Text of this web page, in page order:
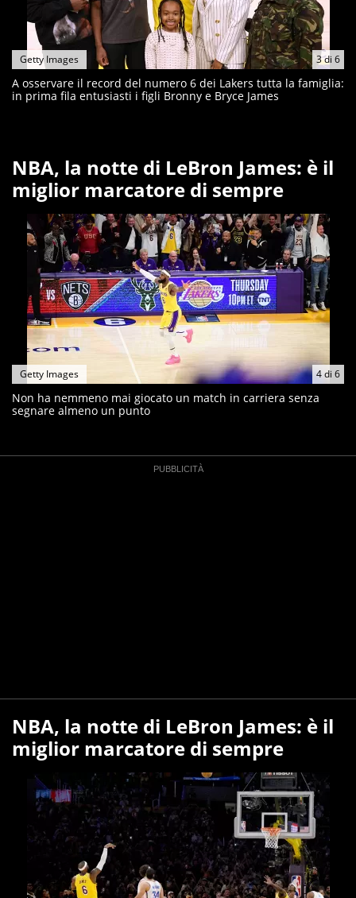
3di 6
Getty Images
A osservare il record del numero 6 dei Lakers tutta la famiglia:
in prima fila entusiasti i figli Bronny e Bryce James
NBA, la notte di LeBron James: è il
miglior marcatore di sempre
4di 6
Getty Images
Non ha nemmeno mai giocato un match in carriera senza
segnare almeno un punto
NBA, la notte di LeBron James: è il
miglior marcatore di sempre